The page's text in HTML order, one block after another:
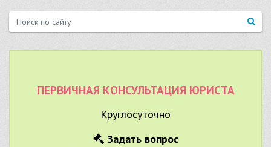
ПЕРВИЧНАЯ КОНСУЛЬТАЦИЯ ЮРИСТА
Круглосуточно
Задать вопрос